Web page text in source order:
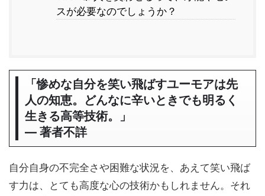
スが必要なのでしょうか？
「惨めな自分を笑い飛ばすユーモアは先
人の知恵。どんなに辛いときでも明るく
生きる高等技術。」
― 著者不詳
自分自身の不完全さや困難な状況を、あえて笑い飛ば
す力は、とても高度な心の技術かもしれません。それ